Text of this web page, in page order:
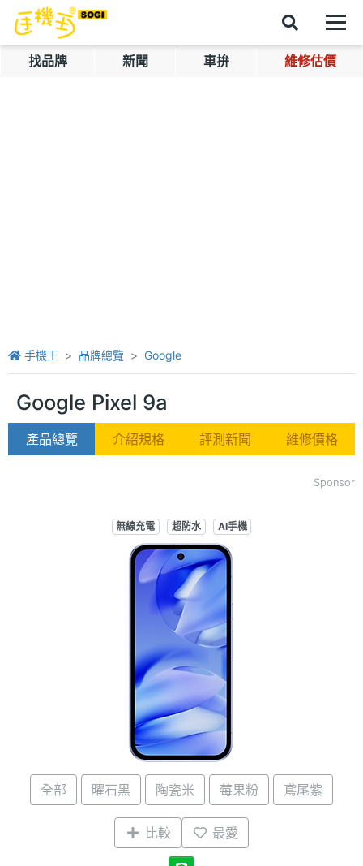
找品牌 新聞 車拚 維修估價
手機王 品牌總覽 Google
Google Pixel 9a
產品總覽 介紹規格 評測新聞 維修價格
Sponsor
無線充電 超防水 AI手機
全部 曜石黑 陶瓷米 莓果粉 鳶尾紫
比較 最愛